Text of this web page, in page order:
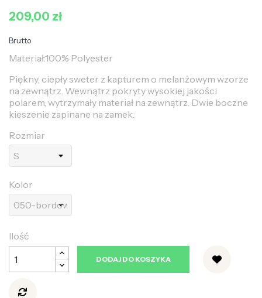
209,00 zł
Brutto
Materiał:100% Polyester
Piękny, ciepły sweter z kapturem o melanżowym wzorze
na zewnątrz. Wewnątrz pokryty wysokiej jakości
polarem, wytrzymały materiał na zewnątrz. Dwie boczne
kieszenie zapinane na zamek.
Rozmiar
Kolor
Ilość
DODAJ DO KOSZYKA